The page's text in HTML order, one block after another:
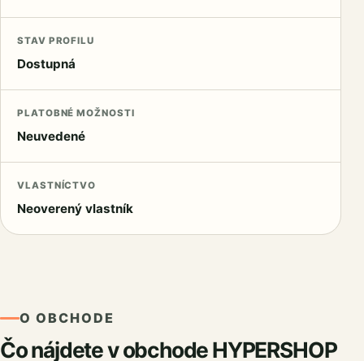
STAV PROFILU
Dostupná
PLATOBNÉ MOŽNOSTI
Neuvedené
VLASTNÍCTVO
Neoverený vlastník
O OBCHODE
Čo nájdete v obchode HYPERSHOP